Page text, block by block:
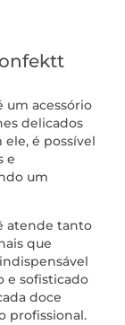
um acessório
delicados
ele, é possível
e
um
atende tanto
que
e sofisticado
doce
profissional.